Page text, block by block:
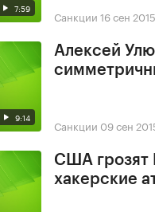
7:59 Санкции 16 сен
9:14
Алексей
Санкции 09 сен
США грозят
хакерские